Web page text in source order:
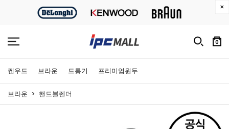
0
켄우드 브라운 드롱기 프리미엄원두
브라운 핸드블렌더